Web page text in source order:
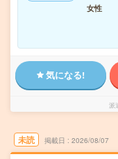
女性
気になる!
派
未読 掲載日 2026/08/07